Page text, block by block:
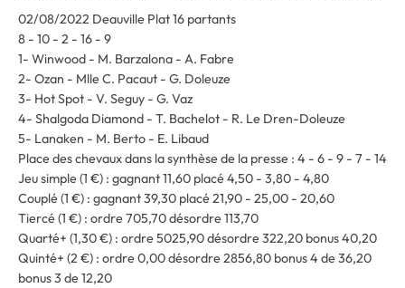
02/08/2022 Deauville Plat 16 partants
8 - 10 - 2 - 16 - 9
1- Winwood - M. Barzalona - A. Fabre
2- Ozan - Mlle C. Pacaut - G. Doleuze
3- Hot Spot - V. Seguy - G. Vaz
4- Shalgoda Diamond - T. Bachelot - R. Le Dren-Doleuze
5- Lanaken - M. Berto - E. Libaud
Place des chevaux dans la synthèse de la presse : 4 - 6 - 9 - 7 - 14
Jeu simple (1 €) : gagnant 11,60 placé 4,50 - 3,80 - 4,80
Couplé (1 €) : gagnant 39,30 placé 21,90 - 25,00 - 20,60
Tiercé (1 €) : ordre 705,70 désordre 113,70
Quarté+ (1,30 €) : ordre 5025,90 désordre 322,20 bonus 40,20
Quinté+ (2 €) : ordre 0,00 désordre 2856,80 bonus 4 de 36,20
bonus 3 de 12,20